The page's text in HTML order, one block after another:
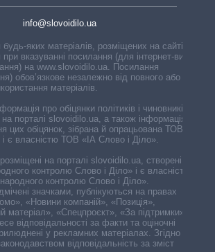
info@slovoidilo.ua
яких матеріалів, розміщених на сайті,
вказуванні посилання (для інтернет-видань
на www.slovoidilo.ua. Посилання
обов’язкове незалежно від повного або
матеріалів.
про обіцянки політиків і чиновників,
порталі slovoidilo.ua, а також інформація про
цих обіцянок, зібрана й опрацьована ТОВ «ІА
і є власністю ТОВ «ІА Слово і Діло».
на порталі slovoidilo.ua, створені ГО
контролю Слово і Діло» і є власністю
контролю Слово і Діло».
значками, публікуються на правах
«Новини компаній», «Позиція»,
матеріал», «Спецпроєкт», «За підтримки».
відповідальності за факти та оціночні
у рекламних матеріалах. Згідно з
відповідальність за зміст